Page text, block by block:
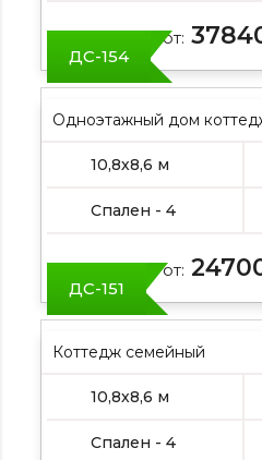
Цена от:
ДС-154
Одноэтажный дом
10,8х8,6 м
Спален - 4
Цена от:
ДС-151
Коттедж семейный
10,8х8,6 м
Спален - 4